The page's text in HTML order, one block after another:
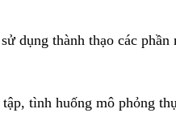
dụng thành thạo các
tình huống mô phỏng